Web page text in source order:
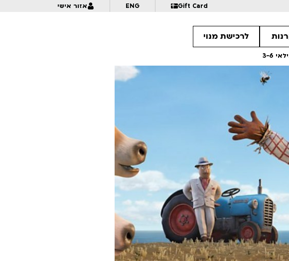
Gift Card
ENG אזור אישי
16:30
תמול שלשום 2026 ב' – מפגש 1
לרכישת מנוי
3-6